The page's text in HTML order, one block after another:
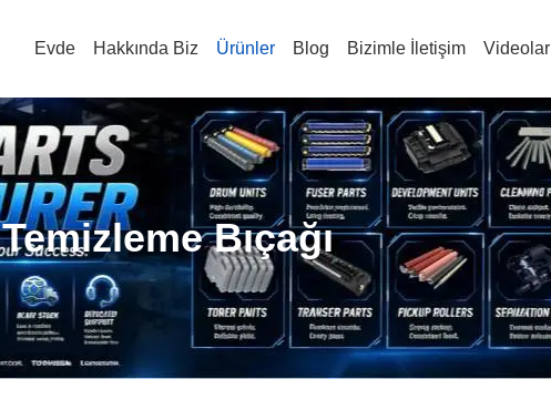
Evde Hakkında Biz Ürünler Blog Bizimle İletişim Videolar
Temizleme Bıçağı